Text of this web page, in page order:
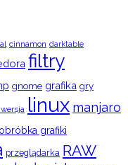
cinnamon darktable
filtry
gnome grafika gry
linux manjaro
obróbka grafiki
przeglądarka RAW